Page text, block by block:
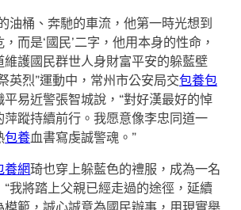
油桶、奔馳的車流，他第一時光想到
而是‘國民’二字，他用本身的性命，
維護國民群世人身財富平安的躲藍壁
英烈”運動中，常州市公安局交包養包
易近警張智城說，“對好漢最好的悼
萍蹤持續前行。我愿意像李忠同道一
包養血書寫虔誠警魂。”
養網琦也穿上躲藍色的禮服，成為一名
我將踏上父親已經走過的途徑，延續